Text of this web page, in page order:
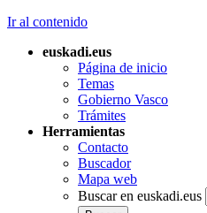
Ir al contenido
euskadi.eus
Página de inicio
Temas
Gobierno Vasco
Trámites
Herramientas
Contacto
Buscador
Mapa web
Buscar en euskadi.eus